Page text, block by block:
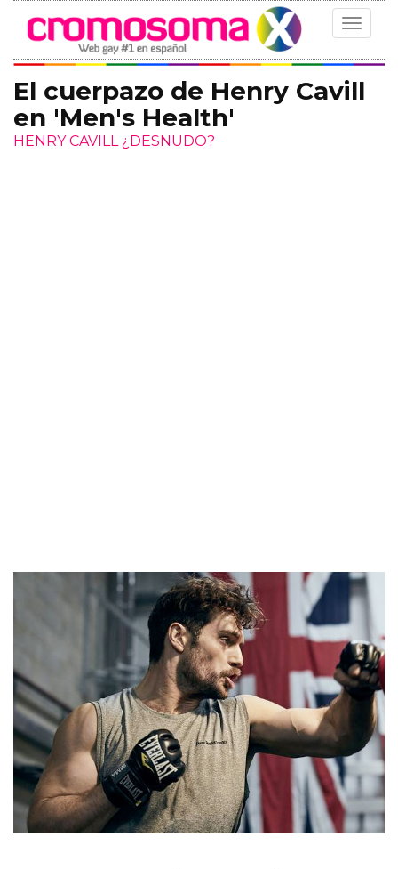
Toggle
El cuerpazo de Henry Cavill
en 'Men's Health'
HENRY CAVILL ¿DESNUDO?